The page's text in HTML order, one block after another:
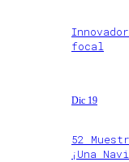
focal
Dic 19
52
¡Una